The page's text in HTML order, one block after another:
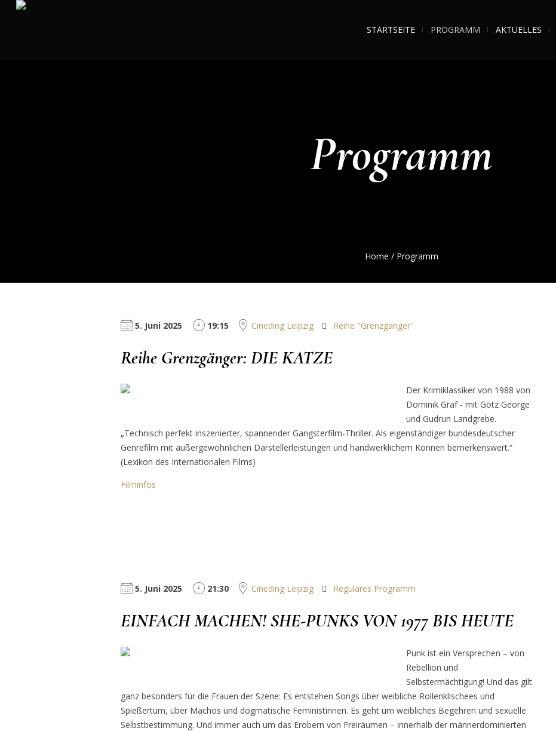
STARTSEITE PROGRAMM AKTUELLES
Programm
Home / Programm
5. Juni 2025 19:15 Cineding Leipzig Reihe "Grenzgänger"
Reihe Grenzgänger: DIE KATZE
Der Krimiklassiker von 1988 von
Dominik Graf - mit Götz George
und Gudrun Landgrebe.
„Technisch perfekt inszenierter, spannender Gangsterfilm-Thriller. Als eigenständiger bundesdeutscher
Genrefilm mit außergewöhnlichen Darstellerleistungen und handwerklichem Können bemerkenswert.“
(Lexikon des Internationalen Films)
Filminfos
5. Juni 2025 21:30 Cineding Leipzig Reguläres Programm
EINFACH MACHEN! SHE-PUNKS VON 1977 BIS HEUTE
Punk ist ein Versprechen – von
Rebellion und
Selbstermächtigung! Und das gilt
ganz besonders für die Frauen der Szene: Es entstehen Songs über weibliche Rollenklischees und
Spießertum, über Machos und dogmatische Feministinnen. Es geht um weibliches Begehren und sexuelle
Selbstbestimmung. Und immer auch um das Erobern von Freiräumen – innerhalb der männerdominierten